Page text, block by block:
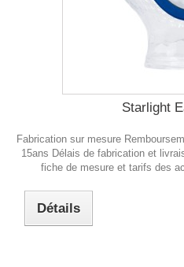
Starlight
Fabrication sur mesure
15ans Délais de fabrication et
fiche de mesure et tarifs des
Détails